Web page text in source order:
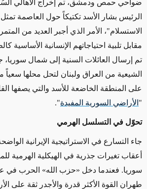
ضواحي حمص ودمشق، تم إخراج الأهالي
الرئيس بشار الأسد تكتيكاً حول العاصمة تمثل
الاستسلام"، الأمر الذي أجبر العديد من
مقابل تلبية احتياجاتهم الإنسانية الأساسية
تم إرسال العائلات السنية إلى شمال سوريا،
الشيعية من العراق ولبنان لتحل محلها سعياً
على المنطقة الخاضعة للأسد والتي يصفها
" الأراضي السورية المفيدة".
تحوّل في التسلسل الهرمي
جاء التسارع في الاستراتيجية الإيرانية
أعقاب تغيرات جذرية في الهيكلية الهرمية
طهران القوة الأكثر قدرة والأجدر ثقة على